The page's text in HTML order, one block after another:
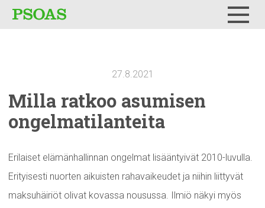
27.8.2021
Milla ratkoo asumisen
ongelmatilanteita
Erilaiset elämänhallinnan ongelmat lisääntyivät 2010-luvulla.
Erityisesti nuorten aikuisten rahavaikeudet ja niihin liittyvät
maksuhäiriöt olivat kovassa nousussa. Ilmiö näkyi myös